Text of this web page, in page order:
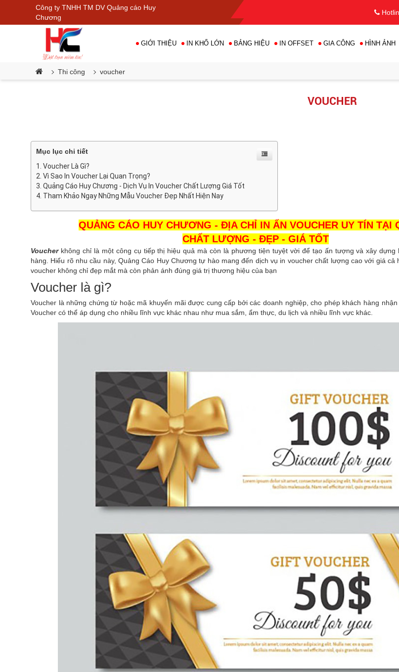
Công ty TNHH TM DV Quảng cáo Huy
Chương
GIỚI THIỆU IN KHỔ LỚN BẢNG HIỆU IN OFFSET GIA CÔNG HÌNH ẢNH
Thi công voucher
VOUCHER
Mục lục chi tiết
Voucher Là Gì?
Vì Sao In Voucher Lại Quan Trọng?
Quảng Cáo Huy Chương - Dịch Vụ In Voucher Chất Lượng Giá Tốt
Tham Khảo Ngay Những Mẫu Voucher Đẹp Nhất Hiện Nay
QUẢNG CÁO HUY CHƯƠNG - ĐỊA CHỈ IN ẤN VOUCHER UY TÍN TẠI
CHẤT LƯỢNG - ĐẸP - GIÁ TỐT
Voucherkhông chỉ là một công cụ tiếp thị hiệu quả mà còn là phương tiện tuyệt vời để tạo ấn tượng và xây dựng
hàng. Hiểu rõ nhu cầu này, Quảng Cáo Huy Chương tự hào mang đến dịch vụ in voucher chất lượng cao với giá cả
voucher không chỉ đẹp mắt mà còn phản ánh đúng giá trị thương hiệu của bạn
Voucher là gì?
Voucher là những chứng từ hoặc mã khuyến mãi được cung cấp bởi các doanh nghiệp, cho phép khách hàng
Voucher có thể áp dụng cho nhiều lĩnh vực khác nhau như mua sắm, ẩm thực, du lịch và nhiều lĩnh vực khác.